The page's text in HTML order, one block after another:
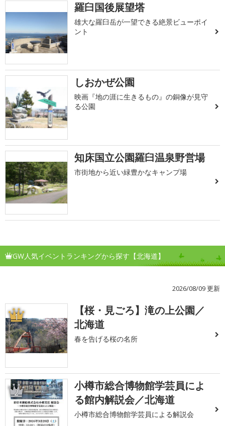
羅臼国後展望塔
雄大な羅臼岳が一望できる絶景ビューポイ
ント
しおかぜ公園
映画『地の涯に生きるもの』の銅像が見守
る公園
知床国立公園羅臼温泉野営場
市街地から近い緑豊かなキャンプ場
GW人気イベントランキングから探す【北海道】
2026/08/09 更新
1
【桜・見ごろ】滝の上公園／
北海道
春を告げる桜の名所
2
小樽市総合博物館学芸員によ
る館内解説会／北海道
小樽市総合博物館学芸員による解説会